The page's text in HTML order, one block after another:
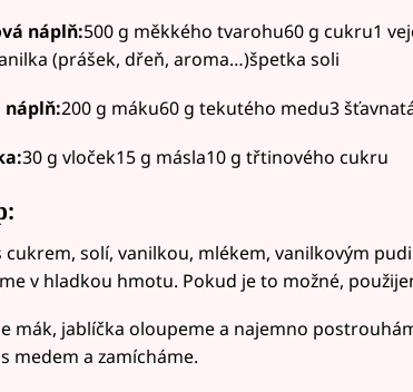
náplň:500 g měkkého tvarohu60 g cukru1
(prášek, dřeň, aroma…)špetka soli
náplň:200 g máku60 g tekutého medu3
30 g vloček15 g másla10 g třtinového cukru
cukrem, solí, vanilkou, mlékem, vanilkovým
v hladkou hmotu. Pokud je to možné,
mák, jablíčka oloupeme a najemno
medem a zamícháme.